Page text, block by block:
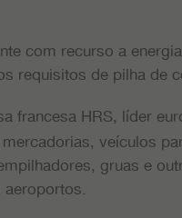
com recurso a
requisitos de pilha de
francesa HRS, líder
veículos
gruas e